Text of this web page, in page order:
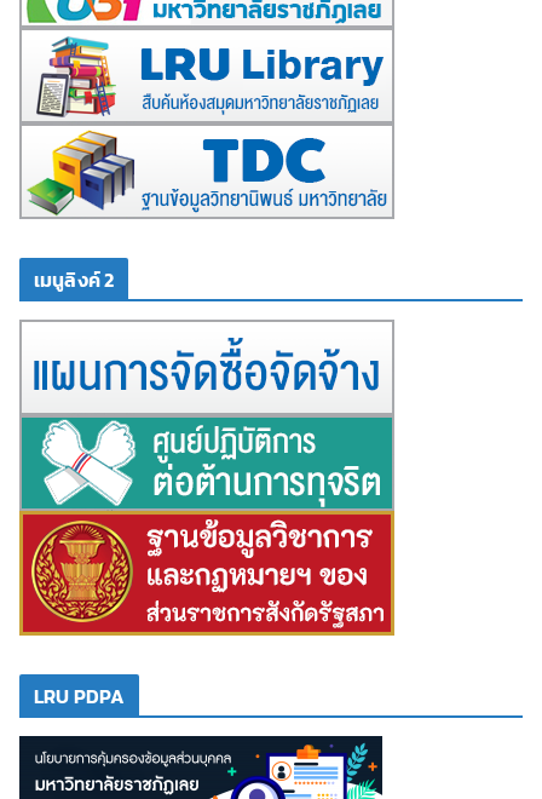
เมนูลิงค์ 2
LRU PDPA